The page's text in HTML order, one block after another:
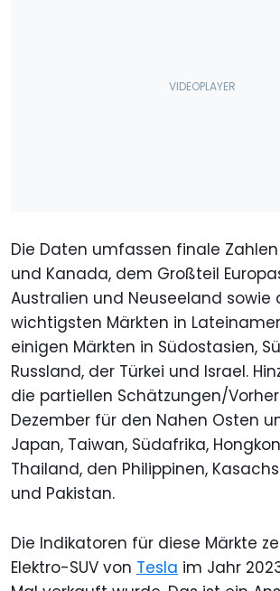
Die Daten umfassen finale Zahlen
und Kanada, dem Großteil
Australien und Neuseeland sowie
wichtigsten Märkten in
einigen Märkten in Südostasien,
Russland, der Türkei und Israel.
die partiellen Schätzungen/
Dezember für den Nahen Osten
Japan, Taiwan, Südafrika,
Thailand, den Philippinen,
und Pakistan.
Die Indikatoren für diese Märkte
Elektro-SUV von Tesla im Jahr